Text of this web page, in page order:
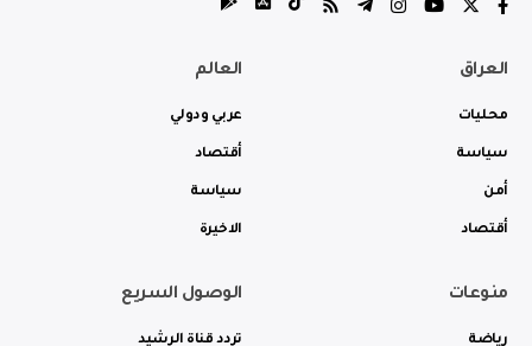
العراق
محليات
سياسة
أمن
أقتصاد
العالم
عربي ودولي
أقتصاد
سياسة
الاخيرة
منوعات
رياضة
الوصول السريع
تردد قناة الرشيد